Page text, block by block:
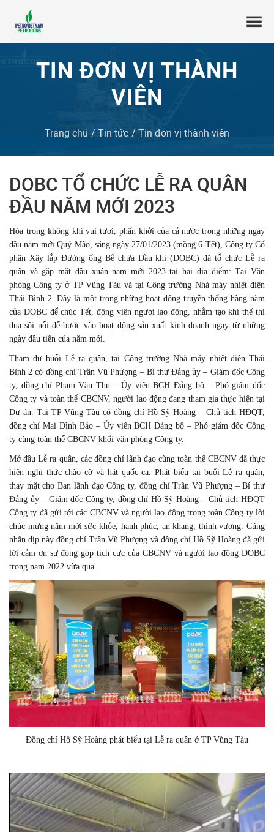
TIN ĐƠN VỊ THÀNH
VIÊN
Trang chủ Tin tức Tin đơn vị thành viên
DOBC TỔ CHỨC LỄ RA QUÂN
ĐẦU NĂM MỚI 2023
Hòa trong không khí vui tươi, phấn khởi của cả nước trong những ngày
đầu năm mới Quý Mão, sáng ngày 27/01/2023 (mồng 6 Tết), Công ty Cổ
phần Xây lắp Đường ống Bể chứa Dầu khí (DOBC) đã tổ chức Lễ ra
quân và gặp mặt đầu xuân năm mới 2023 tại hai địa điểm: Tại Văn
phòng Công ty ở TP Vũng Tàu và tại Công trường Nhà máy nhiệt điện
Thái Bình 2. Đây là một trong những hoạt động truyền thống hàng năm
của DOBC để chúc Tết, động viên người lao động, nhằm tạo khí thế thi
đua sôi nổi để bước vào hoạt động sản xuất kinh doanh ngay từ những
ngày đầu tiên của năm mới.
Tham dự buổi Lễ ra quân, tại Công trường Nhà máy nhiệt điện Thái
Bình 2 có đồng chí Trần Vũ Phượng – Bí thư Đảng ủy – Giám đốc Công
ty, đồng chí Phạm Văn Thu – Ủy viên BCH Đảng bộ – Phó giám đốc
Công ty và toàn thể CBCNV, người lao động đang tham gia thực hiện tại
Dự án. Tại TP Vũng Tàu có đồng chí Hồ Sỹ Hoàng – Chủ tịch HĐQT,
đồng chí Mai Đình Bảo – Ủy viên BCH Đảng bộ – Phó giám đốc Công
ty cùng toàn thể CBCNV khối văn phòng Công ty.
Mở đầu Lễ ra quân, các đồng chí lãnh đạo cùng toàn thể CBCNV đã thực
hiện nghi thức chào cờ và hát quốc ca. Phát biểu tại buổi Lễ ra quân,
thay mặt cho Ban lãnh đạo Công ty, đồng chí Trần Vũ Phượng – Bí thư
Đảng ủy – Giám đốc Công ty, đồng chí Hồ Sỹ Hoàng – Chủ tịch HĐQT
Công ty đã gửi tới các CBCNV và người lao động trong toàn Công ty lời
chúc mừng năm mới sức khỏe, hạnh phúc, an khang, thịnh vượng. Cũng
nhân dịp này đồng chí Trần Vũ Phượng và đồng chí Hồ Sỹ Hoàng đã gửi
lời cảm ơn sự đóng góp tích cực của CBCNV và người lao động DOBC
trong năm 2022 vừa qua.
Đồng chí Hồ Sỹ Hoàng phát biểu tại Lễ ra quân ở TP Vũng Tàu